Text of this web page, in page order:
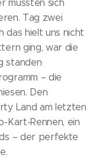
mussten sich
Tag zwei
das hielt uns nicht
ging, war die
standen
– die
Den
Land am letzten
Kart-Rennen, ein
– der perfekte